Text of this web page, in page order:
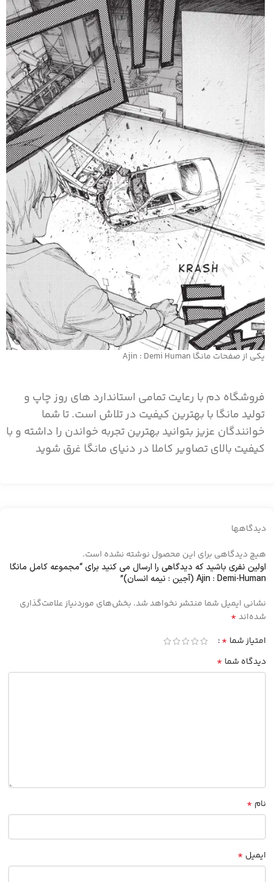
یکی از صفحات مانگا Ajin : Demi Human
فروشگاه دم با رعایت تمامی استاندارد های روز چاپ و
تولید مانگا با بهترین کیفیت در تلاش است. تا شما
خوانندگان عزیز بتوانید بهترین تجربه خواندن را داشته و با
کیفیت بالای تصاویر کاملا در دنیای مانگا غرق شوید
دیدگاهها
هیچ دیدگاهی برای این محصول نوشته نشده است.
اولین نفری باشید که دیدگاهی را ارسال می کنید برای “مجموعه کامل مانگا
Ajin : Demi-Human (آجین : نیمه انسان)”
نشانی ایمیل شما منتشر نخواهد شد. بخش‌های موردنیاز علامت‌گذاری
شده‌اند*
امتیاز شما *
دیدگاه شما *
نام *
ایمیل *